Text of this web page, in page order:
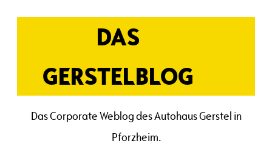
Inhalt
DAS
GERSTELBLOG
Das Corporate Weblog des Autohaus Gerstel in
Pforzheim.